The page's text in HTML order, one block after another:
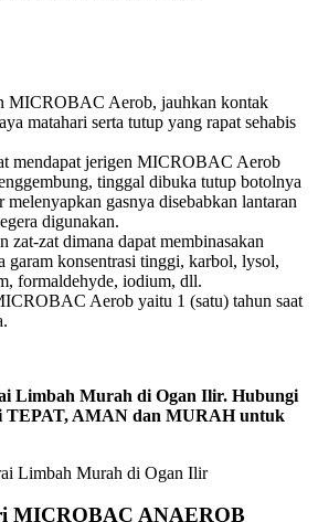
MICROBAC Aerob, jauhkan kontak
matahari serta tutup yang rapat sehabis
mendapat jerigen MICROBAC Aerob
tinggal dibuka tutup botolnya
melenyapkan gasnya disebabkan lantaran
digunakan.
zat-zat dimana dapat membinasakan
garam konsentrasi tinggi, karbol, lysol,
formaldehyde, iodium, dll.
Aerob yaitu 1 (satu) tahun saat
Limbah Murah di Ogan Ilir. Hubungi
TEPAT, AMAN dan MURAH untuk
MICROBAC ANAEROB